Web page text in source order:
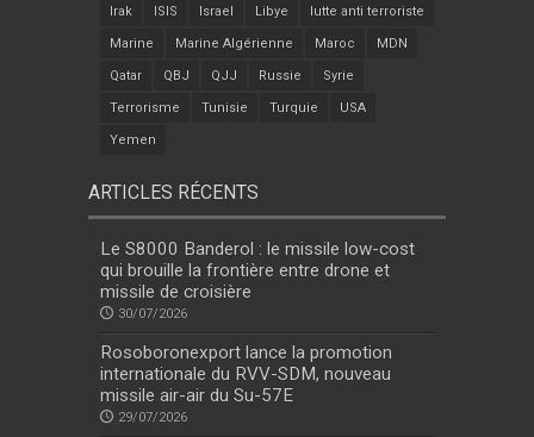
Irak ISIS Israel Libye lutte anti terroriste
Marine Marine Algérienne Maroc MDN
Qatar QBJ QJJ Russie Syrie
Terrorisme Tunisie Turquie USA
Yemen
ARTICLES RÉCENTS
Le S8000 Banderol : le missile low-cost
qui brouille la frontière entre drone et
missile de croisière
30/07/2026
Rosoboronexport lance la promotion
internationale du RVV-SDM, nouveau
missile air-air du Su-57E
29/07/2026